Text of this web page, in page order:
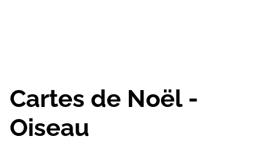
Cartes de Noël -
Oiseau